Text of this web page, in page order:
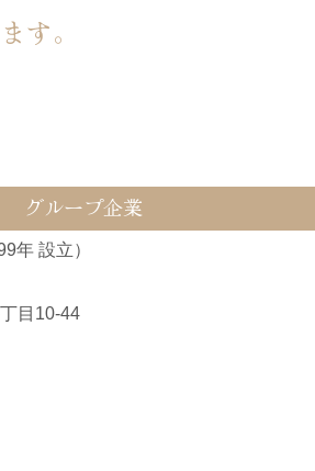
す。
グループ企業
年 設立）
目10-44